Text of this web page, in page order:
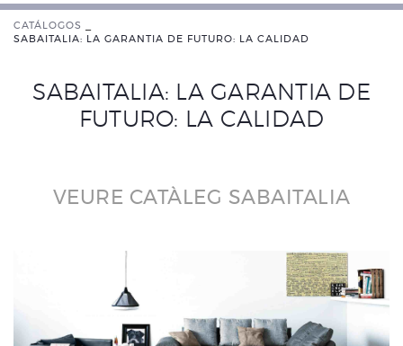
CATÁLOGOS
SABAITALIA: LA GARANTIA DE FUTURO: LA CALIDAD
SABAITALIA: LA GARANTIA DE
FUTURO: LA CALIDAD
VEURE CATÀLEG SABAITALIA